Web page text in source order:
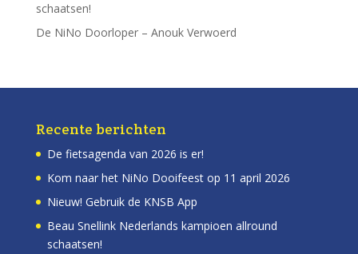
schaatsen!
De NiNo Doorloper – Anouk Verwoerd
Recente berichten
De fietsagenda van 2026 is er!
Kom naar het NiNo Dooifeest op 11 april 2026
Nieuw! Gebruik de KNSB App
Beau Snellink Nederlands kampioen allround
schaatsen!